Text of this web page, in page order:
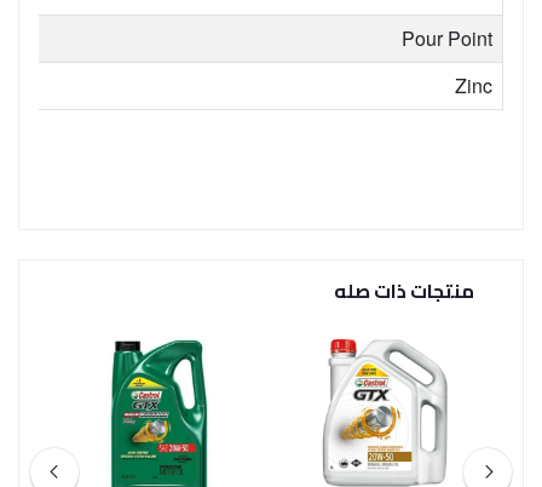
Pour Point
Zinc
منتجات ذات صله